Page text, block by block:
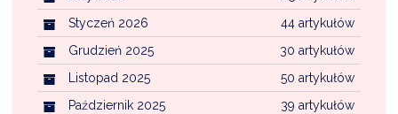
44 artykułów
Styczeń 2026
30 artykułów
Grudzień 2025
50 artykułów
Listopad 2025
39 artykułów
Październik 2025